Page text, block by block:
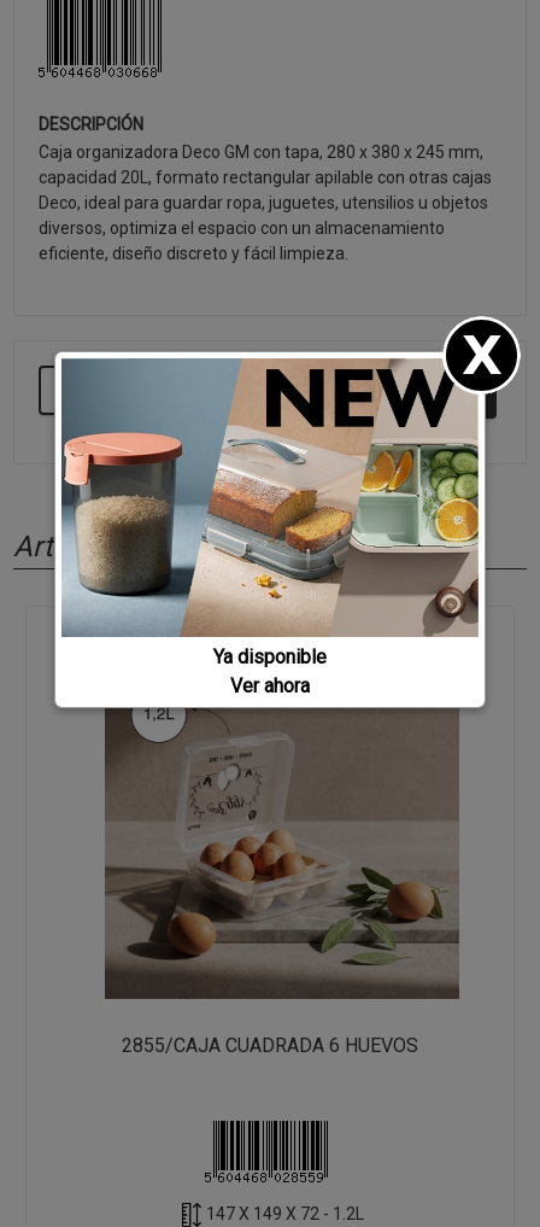
DESCRIPCIÓN
Caja organizadora Deco GM con tapa, 280 x 380 x 245 mm,
capacidad 20L, formato rectangular apilable con otras cajas
Deco, ideal para guardar ropa, juguetes, utensilios u objetos
diversos, optimiza el espacio con un almacenamiento
eficiente, diseño discreto y fácil limpieza.
SEGUIR COMPRANDO
Artículos relacionados
2855/CAJA CUADRADA 6 HUEVOS
147 X 149 X 72 - 1.2L
Ya disponible
Ver ahora